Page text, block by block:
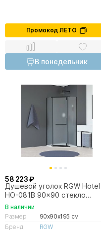
Промокод ЛЕТО
В понедельник
58 223 ₽
Душевой уголок RGW Hotel
HO-081B 90x90 стекло
матовое
В наличии
Размер
90x90x195 см
Бренд
RGW